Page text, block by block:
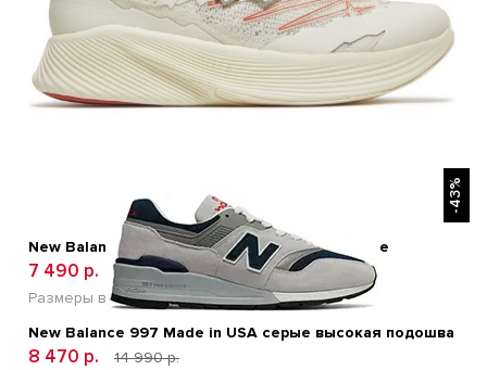
New Balance Fuel Cell RC Elite V 2 Energy White
7 490 р.
18 990 р.
Размеры в наличии:41 42 43 44 45
-43%
New Balance 997 Made in USA серые высокая подошва
8 470 р.
14 990 р.